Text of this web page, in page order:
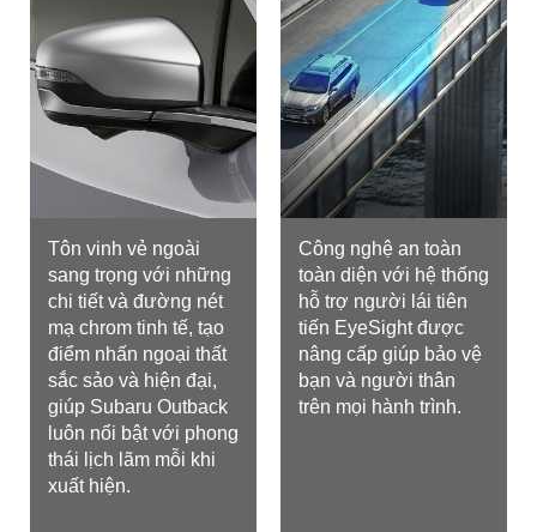
Tôn vinh vẻ ngoài
sang trọng với những
chi tiết và đường nét
mạ chrom tinh tế, tạo
điểm nhấn ngoại thất
sắc sảo và hiện đại,
giúp Subaru Outback
luôn nổi bật với phong
thái lịch lãm mỗi khi
xuất hiện.
Công nghệ an toàn
toàn diện với hệ thống
hỗ trợ người lái tiên
tiến EyeSight được
nâng cấp giúp bảo vệ
bạn và người thân
trên mọi hành trình.